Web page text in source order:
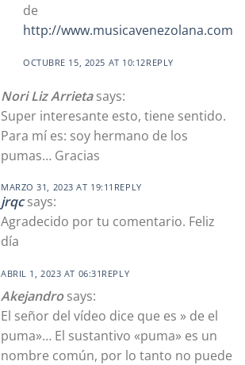
de
http://www.musicavenezolana.com
OCTUBRE 15, 2025 AT 10:12REPLY
Nori Liz Arrieta says:
Super interesante esto, tiene sentido.
Para mí es: soy hermano de los
pumas… Gracias
MARZO 31, 2023 AT 19:11 REPLY
jrqc says:
Agradecido por tu comentario. Feliz
día
ABRIL 1, 2023 AT 06:31 REPLY
Akejandro says:
El señor del vídeo dice que es » de el
puma»… El sustantivo «puma» es un
nombre común, por lo tanto no puede